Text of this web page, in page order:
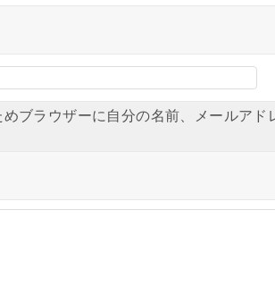
ブラウザーに自分の名前、メールアド